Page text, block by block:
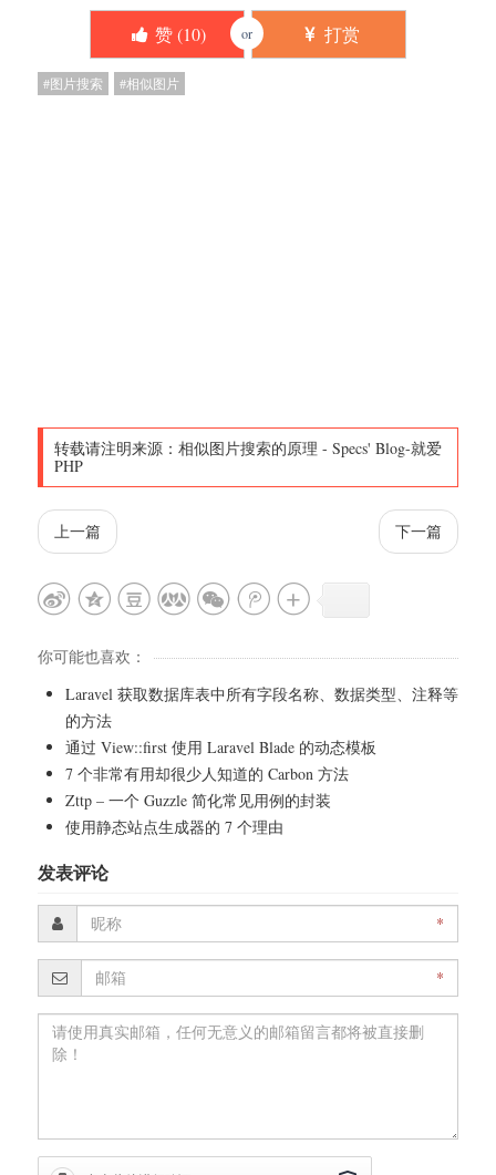
赞 (10) or 打赏
图片搜索 相似图片
转载请注明来源： 相似图片搜索的原理 - Specs' Blog-就爱
PHP
上一篇 下一篇
你可能也喜欢：
Laravel 获取数据库表中所有字段名称、数据类型、注释等
的方法
通过 View::first 使用 Laravel Blade 的动态模板
7 个非常有用却很少人知道的 Carbon 方法
Zttp – 一个 Guzzle 简化常见用例的封装
使用静态站点生成器的 7 个理由
发表评论
*
*